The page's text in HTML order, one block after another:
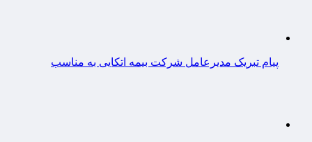
پیام تبریک مدیرعامل شرکت بیمه اتکایی به مناسب